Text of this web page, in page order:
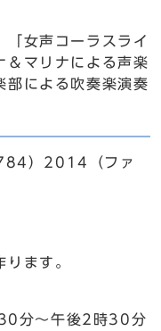
女声コーラスライ
＆マリナによる声楽
部による吹奏楽演奏
）2014（ファ
ます。
分～午後2時30分